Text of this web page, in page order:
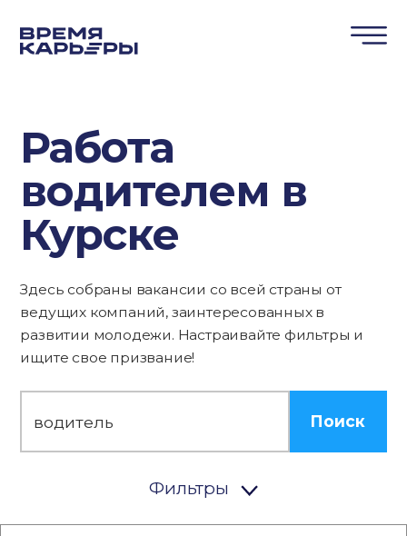
Работа
водителем в
Курске
Здесь собраны вакансии со всей страны от
ведущих компаний, заинтересованных в
развитии молодежи. Настраивайте фильтры и
ищите свое призвание!
Поиск
Фильтры